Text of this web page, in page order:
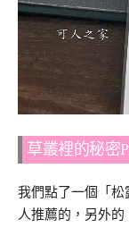
草叢裡的秘密
我們點了一個「松
人推薦的，另外